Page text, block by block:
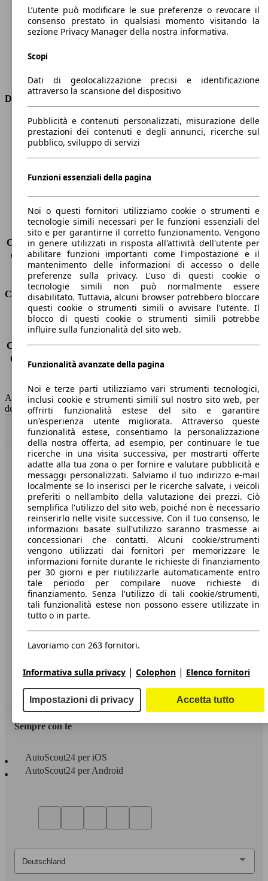
Coppia
200 nm
Cilindrata
999 ccm
Carburante
Benzina
Trasmissione
Dimensioni
Lunghezza
4140 mm
Altezza
1550 mm
Larghezza
Peso massimo
1625 kg
Sedili
5
Carico sul tetto
-
Capacità di traino (senza freni) -
Capacità di traino (con freni)
1100 kg
Volume del bagagliaio
400 l
Consumi
Emissioni di CO2*
110 g/km (komb.)
Consumo (urbano)
5.8 l/100km
Consumo (extra-urbano) 4.6 l/100km
Consumo (combinato)*
5.0 l/100km
Capacità del serbatoio
40 l
AutoScout24 non si assume alcuna responsabilità per la correttezza
dei dati.
Torna su
Benvenuti su AutoScout24, il mercato auto europeo.
Società
A proposito di AutoScout24
Stampa
Media
Condizioni generali
Informazioni
Privacy
Dichiarazione di Accessibilità
Servizi
Area rivenditori
Sempre con te
AutoScout24 per iOS
AutoScout24 per Android
L’utente può modificare le sue preferenze o revocare il
consenso prestato in qualsiasi momento visitando la
sezione Privacy Manager della nostra informativa.
Scopi
Dati di geolocalizzazione precisi e identificazione
attraverso la scansione del dispositivo
Pubblicità e contenuti personalizzati, misurazione delle
prestazioni dei contenuti e degli annunci, ricerche sul
pubblico, sviluppo di servizi
Funzioni essenziali della pagina
Noi o questi fornitori utilizziamo cookie o strumenti e
tecnologie simili necessari per le funzioni essenziali del
sito e per garantirne il corretto funzionamento. Vengono
in genere utilizzati in risposta all'attività dell'utente per
abilitare funzioni importanti come l'impostazione e il
mantenimento delle informazioni di accesso o delle
preferenze sulla privacy. L'uso di questi cookie o
tecnologie simili non può normalmente essere
disabilitato. Tuttavia, alcuni browser potrebbero bloccare
questi cookie o strumenti simili o avvisare l'utente. Il
blocco di questi cookie o strumenti simili potrebbe
influire sulla funzionalità del sito web.
Funzionalità avanzate della pagina
Noi e terze parti utilizziamo vari strumenti tecnologici,
inclusi cookie e strumenti simili sul nostro sito web, per
offrirti funzionalità estese del sito e garantire
un'esperienza utente migliorata. Attraverso queste
funzionalità estese, consentiamo la personalizzazione
della nostra offerta, ad esempio, per continuare le tue
ricerche in una visita successiva, per mostrarti offerte
adatte alla tua zona o per fornire e valutare pubblicità e
messaggi personalizzati. Salviamo il tuo indirizzo e-mail
localmente se lo inserisci per le ricerche salvate, i veicoli
preferiti o nell'ambito della valutazione dei prezzi. Ciò
semplifica l'utilizzo del sito web, poiché non è necessario
reinserirlo nelle visite successive. Con il tuo consenso, le
informazioni basate sull'utilizzo saranno trasmesse ai
concessionari che contatti. Alcuni cookie/strumenti
vengono utilizzati dai fornitori per memorizzare le
informazioni fornite durante le richieste di finanziamento
per 30 giorni e per riutilizzarle automaticamente entro
tale periodo per compilare nuove richieste di
finanziamento. Senza l'utilizzo di tali cookie/strumenti,
tali funzionalità estese non possono essere utilizzate in
tutto o in parte.
Lavoriamo con 263 fornitori.
Informativa sulla privacy | Colophon | Elenco fornitori
Impostazioni di privacy Accetta tutto